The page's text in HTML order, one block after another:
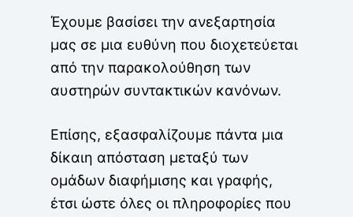
Έχουμε βασίσει την ανεξαρτησία
μας σε μια ευθύνη που διοχετεύεται
από την παρακολούθηση των
αυστηρών συντακτικών κανόνων.
Επίσης, εξασφαλίζουμε πάντα μια
δίκαιη απόσταση μεταξύ των
ομάδων διαφήμισης και γραφής,
έτσι ώστε όλες οι πληροφορίες που